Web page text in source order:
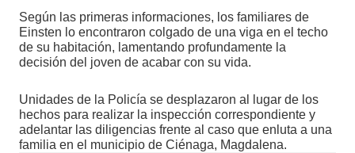
Según las primeras informaciones, los familiares de
Einsten lo encontraron colgado de una viga en el techo
de su habitación, lamentando profundamente la
decisión del joven de acabar con su vida.
Unidades de la Policía se desplazaron al lugar de los
hechos para realizar la inspección correspondiente y
adelantar las diligencias frente al caso que enluta a una
familia en el municipio de Ciénaga, Magdalena.